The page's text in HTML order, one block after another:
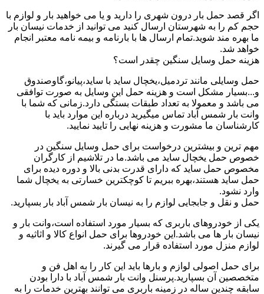
اگر قصد حمل بار درون شهری را دارید و یا می خواهید بار و لوازم با
حجم کم را به شهرستان ارسال کنید می توانید از خدمات نیسان بار
ما بهره مند شوید.تمام ارسال ها با بارنامه و بیمه نامه معتبر انجام
خواهد شد.
هزینه حمل وسایل سنگین چقدر است؟
حمل وسایلی مانند تردمیل،یخچال ساید با ساید،پیانو،گاوصندوق
و...بسیار مشکل است و هزینه حمل این وسایل به صورت توافقی
می باشد و معمولا به تعداد طبقات بستگی دارد.زمانی که شما با
وانت بار شمس آباد تماس میگیرید درباره این موارد باید با
کارشناسان ما مشورت و هزینه نهایی را تایید نمایید.
مهم ترین و بیشترین درخواست برای حمل وسایل سنگین در
خصوص حمل یخچال ساید می باشد.ما در تلاشیم از کارگران
مخصوص حمل ساید که دارای قدرت بدنی بالا و دوره دیده برای
حمل ساید هستند،بهره ببریم تا کوچکترین خسارتی به یخچال شما
وارد نشود.
حمل و نقل و جابجایی لوازم را به نیسان بار شمس آباد بار بسپارید.
یکی از خودروهای باربری که بسیار مورد استفاده است،وانت بار و
نیسان بار ها می باشد.این خودروها برای حمل انواع کالا و اثاثیه و
لوازم منزل مورد استفاده قرار می گیرند.
برای حمل اصولی لوازم و بارها باید این کار را به اهل فن و
متخصصین آن بسپارید.پرسنل وانت بار شمس آباد با دارا بودن
سابقه چندین ساله در زمینه باربری می توانند بهترین خدمات را به